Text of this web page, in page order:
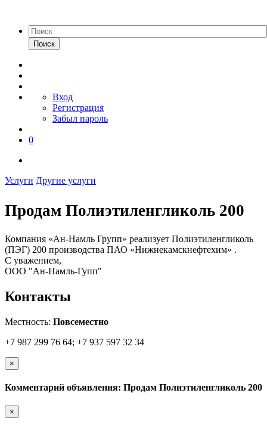
Поиск
Вход
Регистрация
Забыл пароль
0
Услуги Другие услуги
Продам Полиэтиленгликоль 200
Компания «Ан-Намль Групп» реализует Полиэтиленгликоль
(ПЭГ) 200 производства ПАО «Нижнекамскнефтехим» .
C уважением,
ООО "Ан-Намль-Гупп"
Контакты
Местность: Повсеместно
+7 987 299 76 64; +7 937 597 32 34
×
Комментарий объявления: Продам Полиэтиленгликоль 200
×